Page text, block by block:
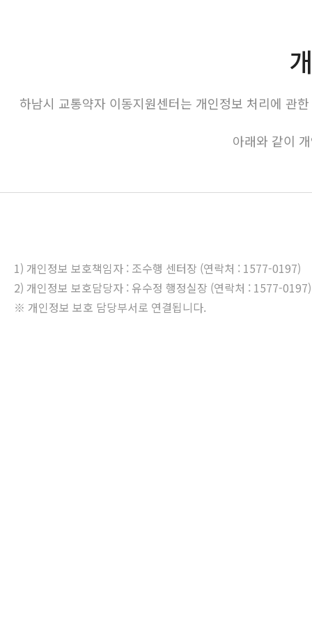
하남시 교통약자 이동지원센터는 개인정보 처리에 관
아래와 같이
1) 개인정보 보호책임자 : 조수행 센터장 (연락처 : 1577-0197)
2) 개인정보 보호담당자 : 유수정 행정실장 (연락처 : 1577-0197)
※ 개인정보 보호 담당부서로 연결됩니다.